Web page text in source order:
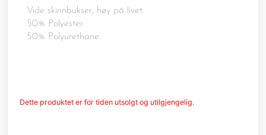
Vide skinnbukser, høy på livet.
50% Polyester.
50% Polyurethane.
Dette produktet er for tiden utsolgt og utilgjengelig.